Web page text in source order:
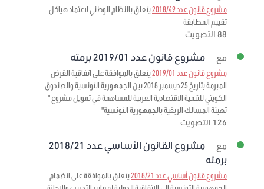
مشروع قانون عدد 2018/49
يتعلق بالنظام الوطني لاعتماد هياكل
تقييم المطابقة
88 التصويت
مع مشروع قانون عدد 2019/01 برمته
مشروع قانون عدد 2019/01
يتعلق بالموافقة على اتفاقية القرض
المبرمة بتاريخ 25 ديسمبر 2018 بين الجمهورية التونسية والصندوق
الكويتي للتنمية الاقتصادية العربية للمساهمة في تمويل مشروع "
تهيئة المسالك الريفية بالجمهورية التونسية"
126 التصويت
مع
مشروع القانون الأساسي عدد 2018/21
برمته
مشروع قانون أساسي عدد 2018/21
يتعلق بالموافقة على انضمام